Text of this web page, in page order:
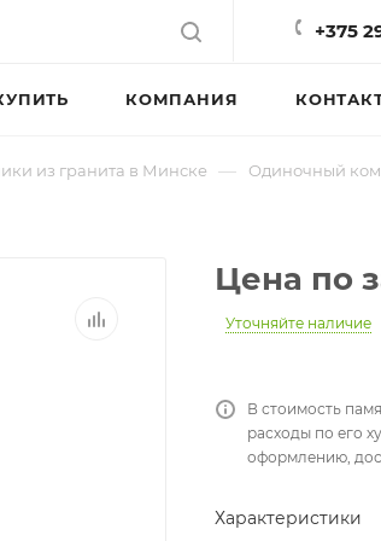
+375
КОМПАНИЯ
из гранита в Минске — Одиночный
Цена по
Уточняйте наличие
В стоимость
расходы по его
оформлению,
Характеристики